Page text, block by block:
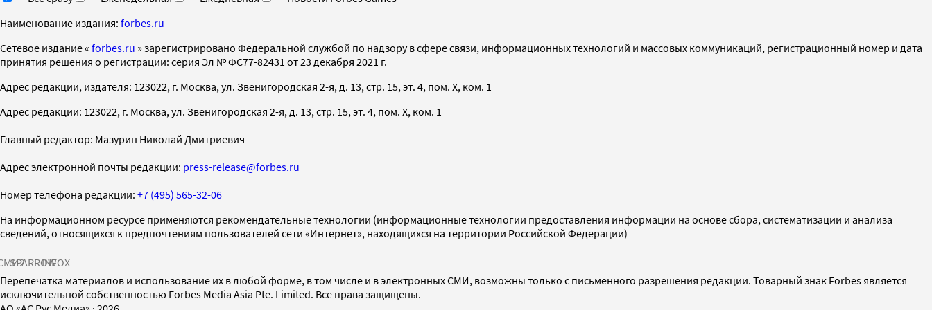
Наименование издания: forbes.ru
Cетевое издание « forbes.ru » зарегистрировано Федеральной службой по надзору в сфере связи, информационных технологий и массовых коммуникаций, регистрационный номер и дата
принятия решения о регистрации: серия Эл № ФС77-82431 от 23 декабря 2021 г.
Адрес редакции, издателя: 123022, г. Москва, ул. Звенигородская 2-я, д. 13, стр. 15, эт. 4, пом. X, ком. 1
Адрес редакции: 123022, г. Москва, ул. Звенигородская 2-я, д. 13, стр. 15, эт. 4, пом. X, ком. 1
Главный редактор: Мазурин Николай Дмитриевич
Адрес электронной почты редакции: press-release@forbes.ru
Номер телефона редакции: +7 (495) 565-32-06
На информационном ресурсе применяются рекомендательные технологии (информационные технологии предоставления информации на основе сбора, систематизации и анализа
сведений, относящихся к предпочтениям пользователей сети «Интернет», находящихся на территории Российской Федерации)
SPARROWINFOX
Перепечатка материалов и использование их в любой форме, в том числе и в электронных СМИ, возможны только с письменного разрешения редакции. Товарный знак Forbes является
исключительной собственностью Forbes Media Asia Pte. Limited. Все права защищены.